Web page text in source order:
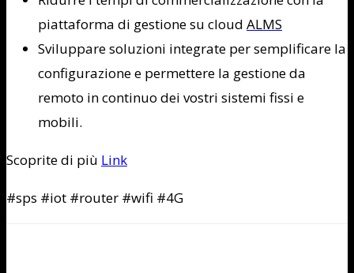
piattaforma di gestione su cloud ALMS
Sviluppare soluzioni integrate per semplificare la
configurazione e permettere la gestione da
remoto in continuo dei vostri sistemi fissi e
mobili.
Scoprite di più Link
#sps #iot #router #wifi #4G